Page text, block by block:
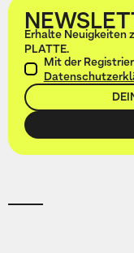
Erhalte Neuigkeiten
PLATTE.
Mit der